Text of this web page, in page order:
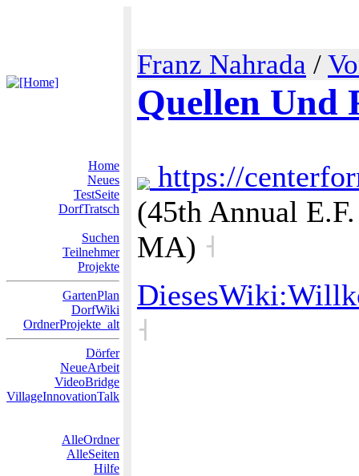
Franz Nahrada /
Quellen Und
Home
Neues
TestSeite
DorfTratsch
Suchen
Teilnehmer
Projekte
GartenPlan
DorfWiki
OrdnerProjekte_alt
Dörfer
NeueArbeit
VideoBridge
VillageInnovationTalk
AlleOrdner
AlleSeiten
Hilfe
https://
(45th Annual
MA) ˧
˧